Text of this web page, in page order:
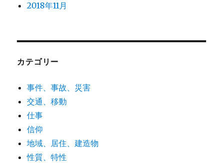
2018年11月
カテゴリー
事件、事故、災害
交通、移動
仕事
信仰
地域、居住、建造物
性質、特性